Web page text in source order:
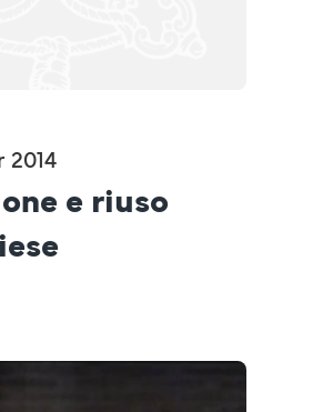
2014
e riuso